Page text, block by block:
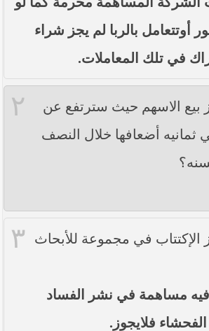
الأوضاع الراهنة في العراق
فضيلة العلاّمة الشيخ عبد المهدي
على مناطق واسعة في محافظتي
سماحة السيد السيستاني -دام ظلّه
أوتتعامل بالربا لم يجز شراء
في تلك المعاملات.
٢
بيع الاسهم حيث سترتفع عن
ثمانيه أضعافها خلال النصف
٣
الإكتتاب في مجموعة للأبحاث
فيه مساهمة في نشر الفساد
فلايجوز.